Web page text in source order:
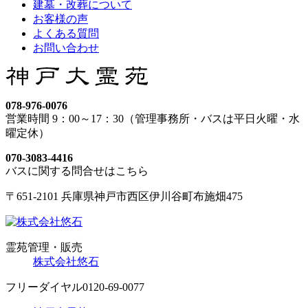
建墓・改葬について
お客様の声
よくある質問
お問い合わせ
078-976-0076
営業時間 9：00～17：30（管理事務所・バスは平日火曜・水
曜定休）
070-3083-4416
バスに関する問合せはこちら
〒651-2101 兵庫県神戸市西区伊川谷町布施畑475
霊苑管理・販売
株式会社悠石
フリーダイヤル0120-69-0077